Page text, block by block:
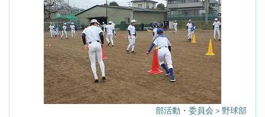
部活動・委員会＞野球部